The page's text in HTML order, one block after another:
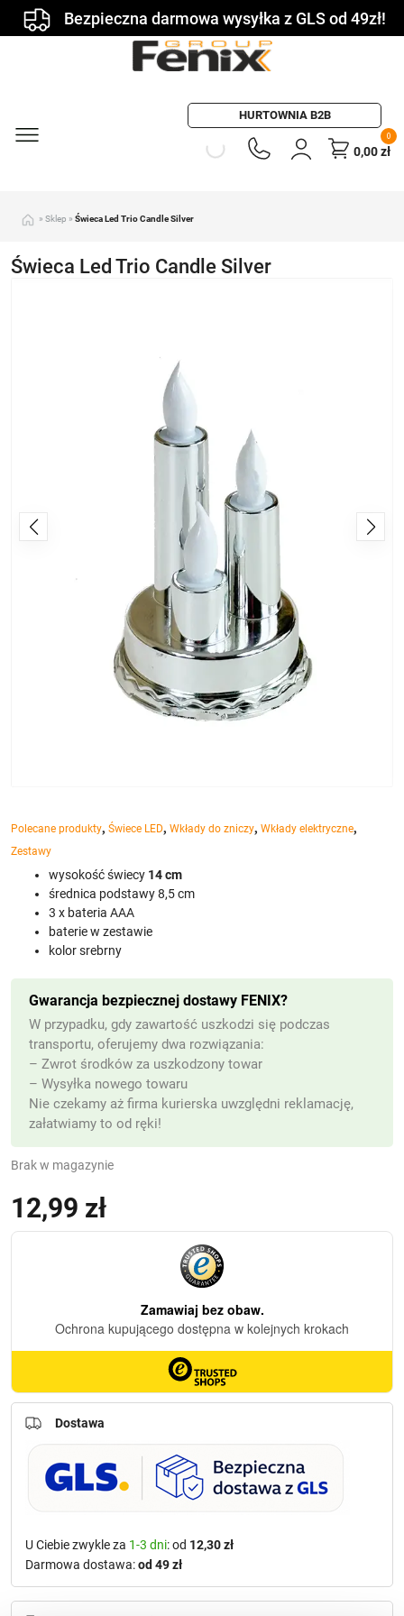
Bezpieczna darmowa wysyłka z GLS od 49zł!
HURTOWNIA B2B
0
0,00zł
» Sklep » Świeca Led Trio Candle Silver
Świeca Led Trio Candle Silver
Polecane produkty, Świece LED, Wkłady do zniczy, Wkłady elektryczne,
Zestawy
12,99 zł
wysokość świecy 14 cm
średnica podstawy 8,5 cm
3 x bateria AAA
baterie w zestawie
kolor srebrny
Brak w magazynie
Gwarancja bezpiecznej dostawy FENIX?
W przypadku, gdy zawartość uszkodzi się podczas
transportu, oferujemy dwa rozwiązania:
– Zwrot środków za uszkodzony towar
– Wysyłka nowego towaru
Nie czekamy aż firma kurierska uwzględni reklamację,
załatwiamy to od ręki!
Dostawa
U Ciebie zwykle za 1-3 dni: od 12,30 zł
Darmowa dostawa:od 49 zł